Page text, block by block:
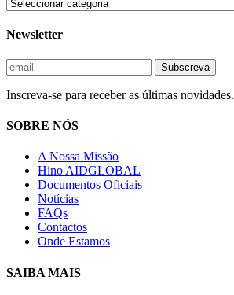
Newsletter
Inscreva-se para receber as últimas novidades.
SOBRE NÓS
A Nossa Missão
Hino AIDGLOBAL
Documentos Oficiais
Notícias
FAQs
Contactos
Onde Estamos
SAIBA MAIS